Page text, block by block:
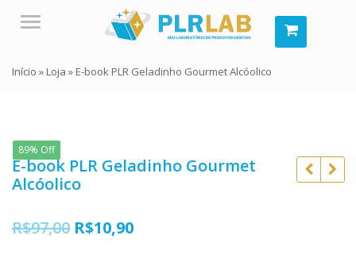
Menu
Início »Loja » E-book PLR Geladinho Gourmet Alcóolico
89% Off
E-book PLR Geladinho Gourmet
Alcóolico
R$97,00 O
R$10,90O